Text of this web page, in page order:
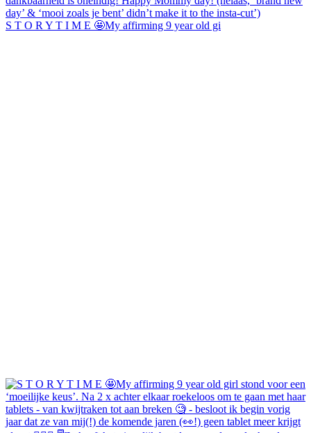
S T O R Y T I M E 🤩My affirming 9 year old gi